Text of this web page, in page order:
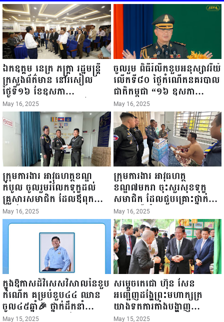
ឯកឧត្តម នេត្រ ភក្ត្រា រដ្ឋមន្ត្រី
ក្រសួងព័ត៌មាន នៅរសៀល
ថ្ងៃទី១៦ ខែឧសភា
ឆ្នាំ២០២៥នេះ បានអញ្ជើញចុះ
ធ្វើជំរឿនថ្នាក់ដឹកនាំមន្ត្រីរាជ
ការស៉ីវិល នៃក្រសួងព័ត៌មាន...
May 16, 2025
ចូលរួម ពិធីរំលឹកខួបអនុស្សាវរីយ៍
លើកទី៨០ ថ្ងៃកំណើតនគរបាល
ជាតិកម្ពុជា “១៦ ឧសភា
១៩៤៥ ~ ១៦ ឧសភា
២០២៥”...
May 16, 2025
ក្រុមការងារ អាវុធហត្ថខណ្ឌ
កំបូល ចូលរួមរំលែកទុក្ខដល់
គ្រួសារសមាជិក ដែលឪពុកក្មេក
របស់លោកទទួលមរណៈភាព!
May 16, 2025
ក្រុមការងារ អាវុធហត្ថ
ខណ្ឌ៧មករា ចុះសួរសុខទុក្ខ
សមាជិក ដែលជួបគ្រោះថ្នាក់
ចរាចរណ៍ កំពុងសម្រាកព្យាបាល
នៅមន្ទីរពេទ្យ!
May 16, 2025
ក្នុងឱកាសដ៏វិសេសវិសាលនៃខួប
កំណើត គម្រប់ខួប៤៤ ឈាន
ចូល៤៥ឆ្នាំ🎉 ថ្នាក់ដឹកនាំ
សមាជិក សមាជិកា នៃក្រុម
May 15, 2025
សម្តេចតេជោ ហ៊ុន សែន
អញ្ជើញដង្ហែព្រះមហាក្សត្រ
យាងទតការតាំងបង្ហាញ
ផលិតផលកសិកម្ម កសិ
May 15, 2025